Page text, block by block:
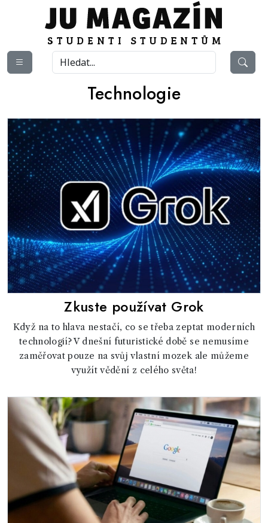
Technologie
Zkuste používat Grok
Když na to hlava nestačí, co se třeba zeptat moderních
technologií? V dnešní futuristické době se nemusíme
zaměřovat pouze na svůj vlastní mozek ale můžeme
využít vědění z celého světa!